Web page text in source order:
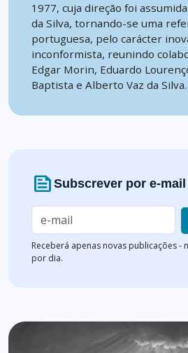
1977, cuja direção foi
da Silva, tornando-se uma
portuguesa, pelo carácter
inconformista, reunindo
Edgar Morin, Eduardo
Baptista e Alberto Vaz da Silva.
news Subscrever por e-mail
Receberá apenas novas publicações -
por dia.
Lista de artigos